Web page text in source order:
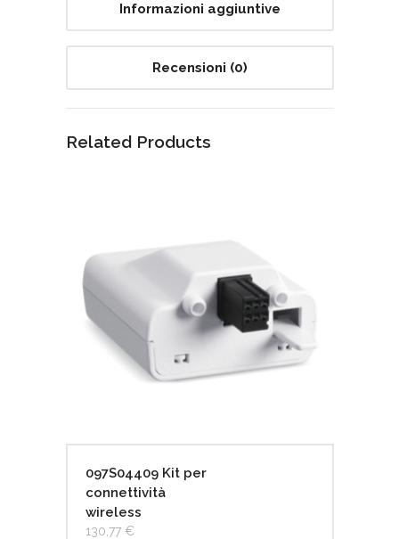
Informazioni aggiuntive
Recensioni (0)
Related Products
097S04409 Kit per
connettività
wireless
130,77 €